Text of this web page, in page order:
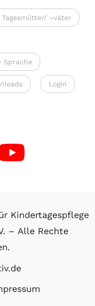
Tagesmütter/ –väter
Sprache
Login
Kindertagespflege
– Alle Rechte